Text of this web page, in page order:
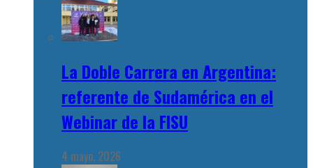
La Doble Carrera en Argentina:
referente de Sudamérica en el
Webinar de la FISU
4 mayo, 2026